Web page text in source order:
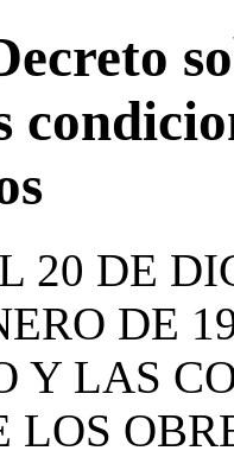
20 DE
DE
Y LAS
LOS